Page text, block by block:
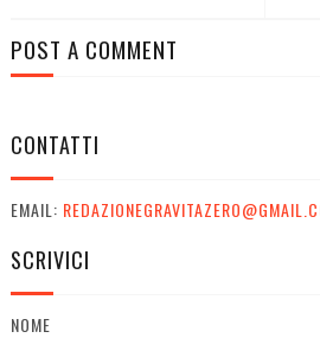
POST A COMMENT
CONTATTI
EMAIL:
SCRIVICI
NOME